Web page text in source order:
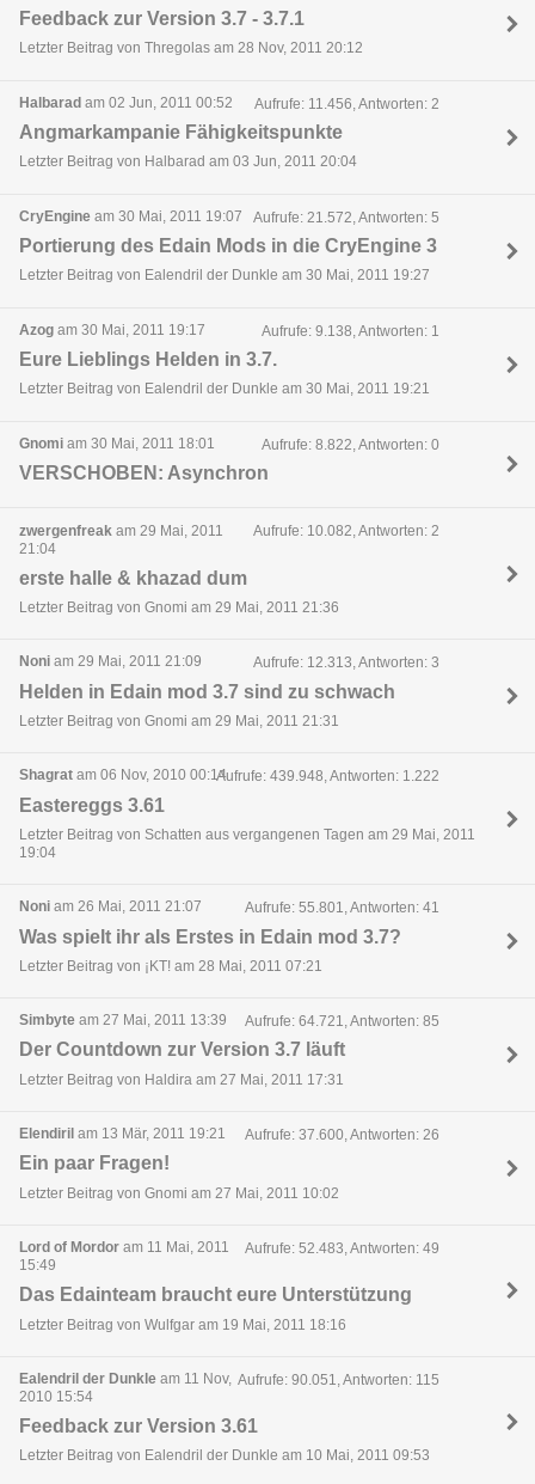
Feedback zur Version 3.7 - 3.7.1
Letzter Beitrag von Thregolas am 28 Nov, 2011 20:12
Halbarad am 02 Jun, 2011 00:52 Aufrufe: 11.456, Antworten: 2
Angmarkampanie Fähigkeitspunkte
Letzter Beitrag von Halbarad am 03 Jun, 2011 20:04
CryEngine am 30 Mai, 2011 19:07 Aufrufe: 21.572, Antworten: 5
Portierung des Edain Mods in die CryEngine 3
Letzter Beitrag von Ealendril der Dunkle am 30 Mai, 2011 19:27
Azog am 30 Mai, 2011 19:17 Aufrufe: 9.138, Antworten: 1
Eure Lieblings Helden in 3.7.
Letzter Beitrag von Ealendril der Dunkle am 30 Mai, 2011 19:21
Gnomi am 30 Mai, 2011 18:01 Aufrufe: 8.822, Antworten: 0
VERSCHOBEN: Asynchron
zwergenfreak am 29 Mai, 2011
21:04
Aufrufe: 10.082, Antworten: 2
erste halle & khazad dum
Letzter Beitrag von Gnomi am 29 Mai, 2011 21:36
Noni am 29 Mai, 2011 21:09 Aufrufe: 12.313, Antworten: 3
Helden in Edain mod 3.7 sind zu schwach
Letzter Beitrag von Gnomi am 29 Mai, 2011 21:31
Shagrat am 06 Nov, 2010 00:14Aufrufe: 439.948, Antworten: 1.222
Eastereggs 3.61
Letzter Beitrag von Schatten aus vergangenen Tagen am 29 Mai, 2011
19:04
Noni am 26 Mai, 2011 21:07 Aufrufe: 55.801, Antworten: 41
Was spielt ihr als Erstes in Edain mod 3.7?
Letzter Beitrag von ¡KT! am 28 Mai, 2011 07:21
Simbyte am 27 Mai, 2011 13:39 Aufrufe: 64.721, Antworten: 85
Der Countdown zur Version 3.7 läuft
Letzter Beitrag von Haldira am 27 Mai, 2011 17:31
Elendiril am 13 Mär, 2011 19:21 Aufrufe: 37.600, Antworten: 26
Ein paar Fragen!
Letzter Beitrag von Gnomi am 27 Mai, 2011 10:02
Lord of Mordor am 11 Mai, 2011
15:49
Aufrufe: 52.483, Antworten: 49
Das Edainteam braucht eure Unterstützung
Letzter Beitrag von Wulfgar am 19 Mai, 2011 18:16
Ealendril der Dunkle am 11 Nov,
2010 15:54
Aufrufe: 90.051, Antworten: 115
Feedback zur Version 3.61
Letzter Beitrag von Ealendril der Dunkle am 10 Mai, 2011 09:53